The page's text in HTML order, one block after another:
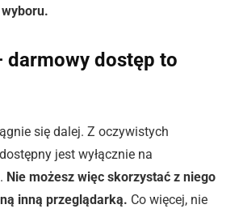
darmowy dostęp to
się dalej. Z oczywistych
jest wyłącznie na
Nie możesz więc skorzystać z niego
inną przeglądarką. Co więcej, nie